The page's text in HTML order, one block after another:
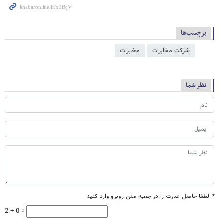
برچسب‌ها
شرکت مخابرات مخابرات
نظر شما
* لطفا حاصل عبارت را در جعبه متن روبرو وارد کنید
2 + 0 =